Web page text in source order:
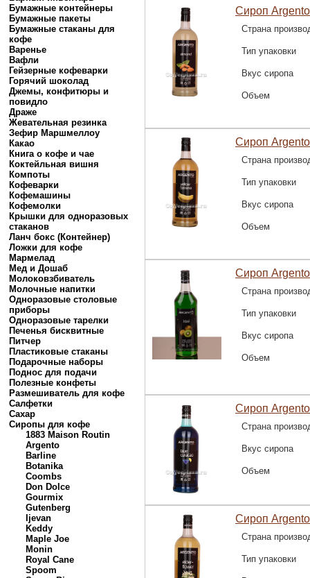
Бумажные контейнеры
Бумажные пакеты
Бумажные стаканы для
кофе
Варенье
Вафли
Гейзерные кофеварки
Горячий шоколад
Джемы, конфитюры и
повидло
Драже
Жевательная резинка
Зефир Маршмеллоу
Какао
Книга о кофе и чае
Коктейльная вишня
Компоты
Кофеварки
Кофемашины
Кофемолки
Крышки для одноразовых
стаканов
Ланч бокс (Контейнер)
Ложки для кофе
Мармелад
Мед и Дошаб
Молоковзбиватель
Молочные напитки
Одноразовые столовые
приборы
Одноразовые тарелки
Печенья бисквитные
Питчер
Пластиковые стаканы
Подарочные наборы
Поднос для подачи
Полезные конфеты
Размешиватель для кофе
Салфетки
Сахар
Сиропы для кофе
1883 Maison Routin
Argento
Barline
Botanika
Coombs
Don Dolce
Gourmix
Gutenberg
Ijevan
Keddy
Maple Joe
Monin
Royal Cane
Spoom
Сироп
Страна
Тип упаковки
Вкус сиропа
Объем
Сироп
Страна
Тип упаковки
Вкус сиропа
Объем
Сироп
Страна
Тип упаковки
Вкус сиропа
Объем
Сироп
Страна
Вкус сиропа
Объем
Сироп
Страна
Тип упаковки